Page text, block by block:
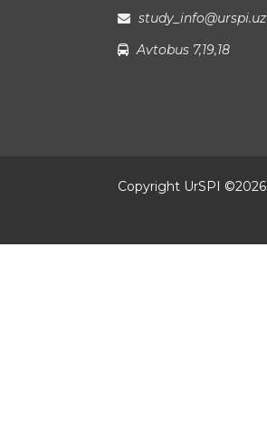
study_info@urspi.uz
Avtobus 7,19,18
Copyright UrSPI ©2026